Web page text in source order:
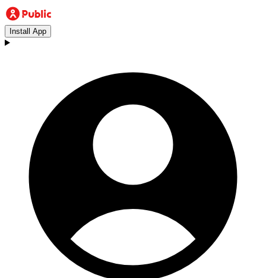
Install App